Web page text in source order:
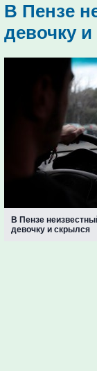
В Пензе
девочку
В Пензе
девочку и скрылся